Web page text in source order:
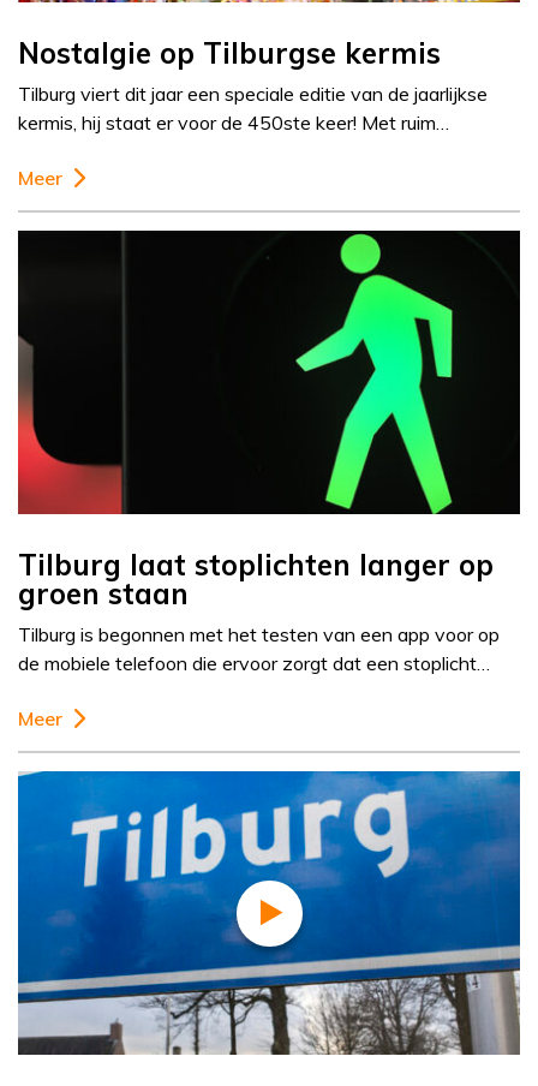
Nostalgie op Tilburgse kermis
Tilburg viert dit jaar een speciale editie van de jaarlijkse
kermis, hij staat er voor de 450ste keer! Met ruim…
Meer
Tilburg laat stoplichten langer op
groen staan
Tilburg is begonnen met het testen van een app voor op
de mobiele telefoon die ervoor zorgt dat een stoplicht…
Meer